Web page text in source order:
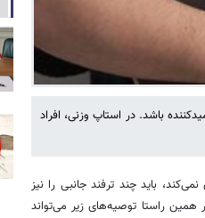
باشد. در استاپ وزنی، افراد
باید چند ترفند جانبی را نیز
راستا توصیه‌های زیر می‌تواند